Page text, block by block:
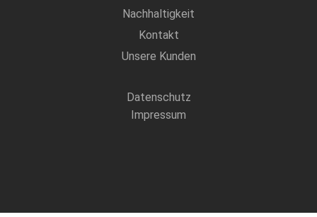
Nachhaltigkeit
Kontakt
Unsere Kunden
Datenschutz
Impressum